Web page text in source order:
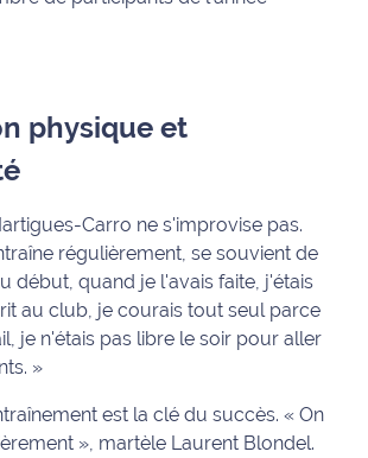
physique et
Carro ne s'improvise pas.
régulièrement, se souvient de
début, quand je l'avais faite, j'étais
au club, je courais tout seul parce
je n'étais pas libre le soir pour aller
»
est la clé du succès.« On
» , martèle Laurent Blondel.